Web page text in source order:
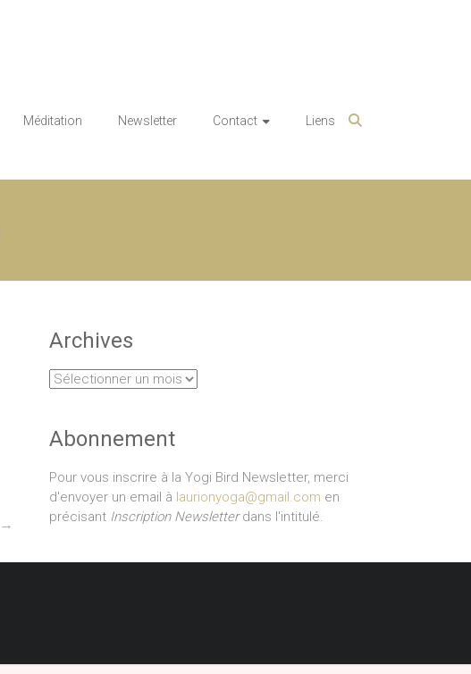
Méditation Newsletter Contact Liens
→
Archives
Archives
Abonnement
Pour vous inscrire à la Yogi Bird Newsletter, merci
d'envoyer un email à laurionyoga@gmail.com en
précisant Inscription Newsletterdans l'intitulé.